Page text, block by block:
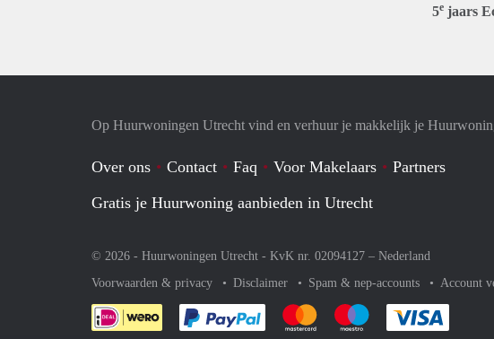
5e jaars
Op Huurwoningen Utrecht vind en verhuur je makkelijk je
Over ons Contact Faq Voor Makelaars
Partners
Gratis je Huurwoning aanbieden in Utrecht
© 2026 - Huurwoningen Utrecht - KvK nr. 02094127 – Nederland
Voorwaarden & privacy
Disclaimer Spam & nep-accounts Account
Je rekent gemakkelijk af met Paypal
Je rekent gemakkelijk af met
Je rekent gemakkelijk af